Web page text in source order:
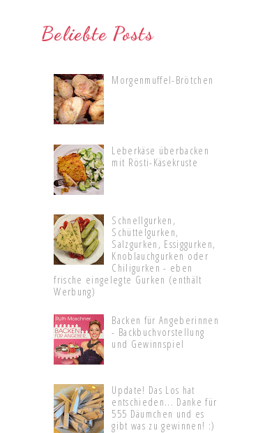
Beliebte Posts
Morgenmuffel-Brötchen
Leberkäse überbacken
mit Rösti-Käsekruste
Schnellgurken,
Schüttelgurken,
Salzgurken, Essiggurken,
Knoblauchgurken oder
Chiligurken - eben
frische eingelegte Gurken (enthält
Werbung)
Backen für Angeberinnen
- Backbuchvorstellung
und Gewinnspiel
Update! Das Los hat
entschieden... Danke für
555 Däumchen und es
gibt was zu gewinnen! :)